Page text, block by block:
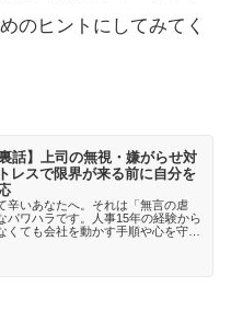
のヒントにしてみてく
話】上司の無視・嫌がらせ対
レスで限界が来る前に自分を
辛いあなたへ。それは「無言の虐
パワハラです。人事15年の経験から
くても会社を動かす手順や心を守る